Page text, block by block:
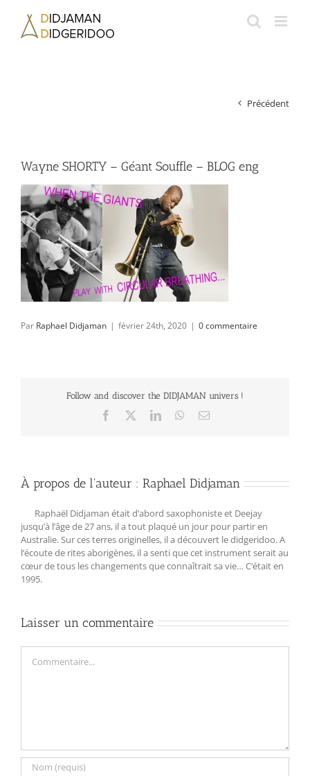
contenu
Précédent
Wayne SHORTY – Géant Souffle – BLOG eng
Par Raphael Didjaman | février 24th, 2020 | 0 commentaire
Follow and discover the DIDJAMAN univers !
Facebook LinkedInWhatsApp
Email
À propos de l'auteur : Raphael Didjaman
Raphaël Didjaman était d’abord saxophoniste et Deejay
jusqu’à l’âge de 27 ans, il a tout plaqué un jour pour partir en
Australie. Sur ces terres originelles, il a découvert le didgeridoo. A
l‘écoute de rites aborigènes, il a senti que cet instrument serait au
cœur de tous les changements que connaîtrait sa vie… C‘était en
1995.
Laisser un commentaire